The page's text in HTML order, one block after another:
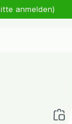
anmelden)